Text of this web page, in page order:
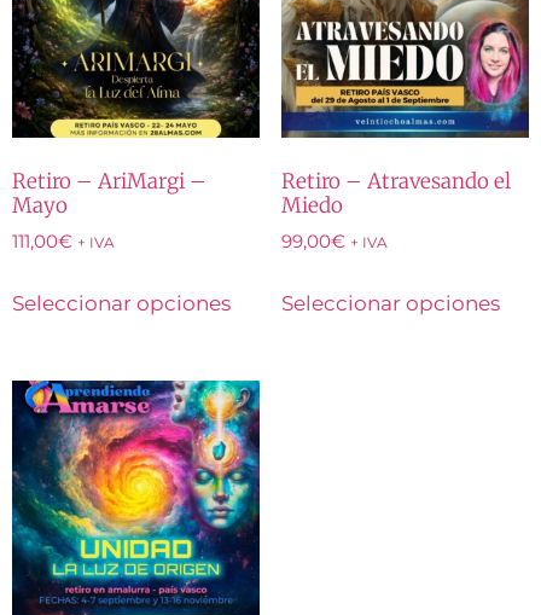
Retiro – AriMargi –
Mayo
111,00€ + IVA
Seleccionar opciones
Retiro – Atravesando el
Miedo
99,00€ + IVA
Seleccionar opciones